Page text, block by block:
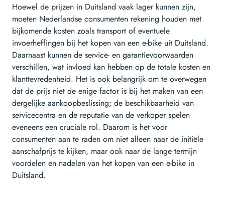
Hoewel de prijzen in Duitsland vaak lager kunnen zijn,
moeten Nederlandse consumenten rekening houden met
bijkomende kosten zoals transport of eventuele
invoerheffingen bij het kopen van een e-bike uit Duitsland.
Daarnaast kunnen de service- en garantievoorwaarden
verschillen, wat invloed kan hebben op de totale kosten en
klanttevredenheid. Het is ook belangrijk om te overwegen
dat de prijs niet de enige factor is bij het maken van een
dergelijke aankoopbeslissing; de beschikbaarheid van
servicecentra en de reputatie van de verkoper spelen
eveneens een cruciale rol. Daarom is het voor
consumenten aan te raden om niet alleen naar de initiële
aanschafprijs te kijken, maar ook naar de lange termijn
voordelen en nadelen van het kopen van een e-bike in
Duitsland.